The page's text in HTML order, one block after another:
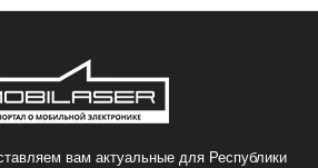
вам актуальные для Республики